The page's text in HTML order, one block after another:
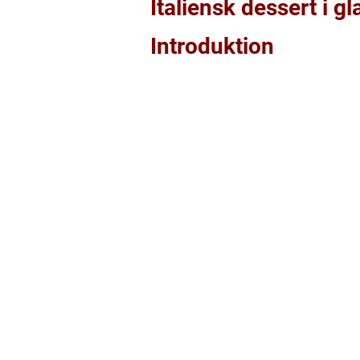
Italiensk dessert i
Introduktion